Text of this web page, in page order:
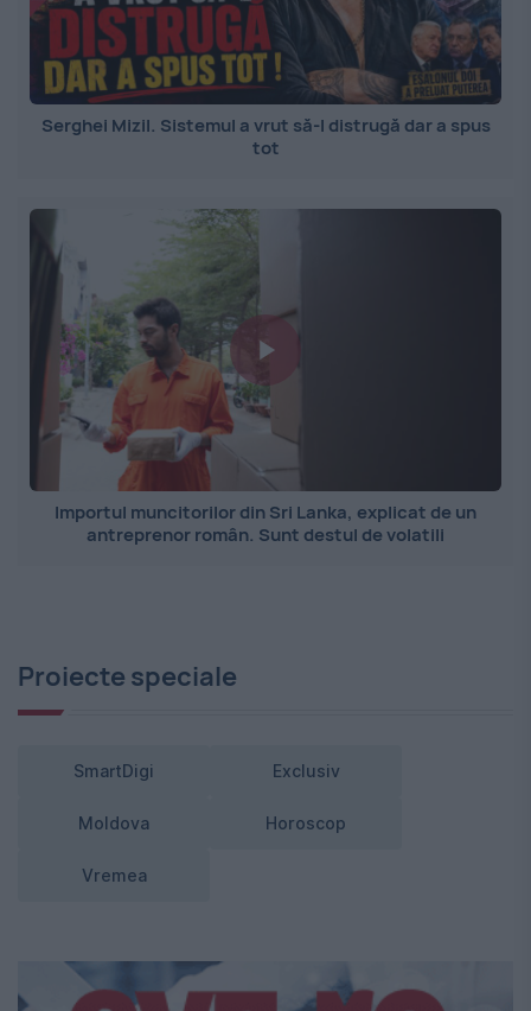
Serghei Mizil. Sistemul a vrut să-l distrugă dar a spus
tot
Importul muncitorilor din Sri Lanka, explicat de un
antreprenor român. Sunt destul de volatili
Proiecte speciale
SmartDigi Exclusiv
Moldova Horoscop
Vremea